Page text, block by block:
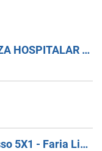
AUXILIAR DE LIMPEZA HOSPITALAR - 5X1 - MANHÃ
Controlador De Acesso 5X1 - Faria Lima